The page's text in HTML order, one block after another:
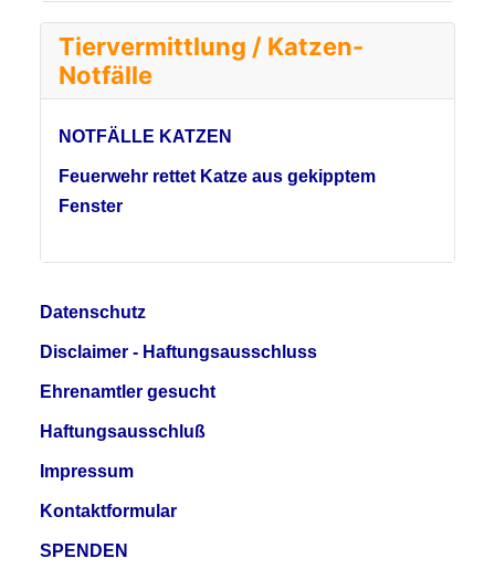
Tiervermittlung / Katzen-
Notfälle
NOTFÄLLE KATZEN
Feuerwehr rettet Katze aus gekipptem
Fenster
Datenschutz
Disclaimer - Haftungsausschluss
Ehrenamtler gesucht
Haftungsausschluß
Impressum
Kontaktformular
SPENDEN